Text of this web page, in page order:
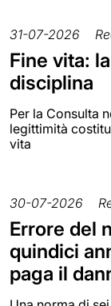
31-07-2026
Fine vita:
disciplina
Per la Consulta
legittimità
vita
30-07-2026
Errore del
quindici
paga il